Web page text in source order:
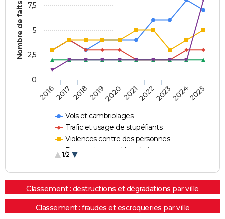
Nombre de faits
Vols et cambriolages
Trafic et usage de stupéfiants
Violences contre des personnes
Destructions et dégradations
1/2
20162017 20182019202020212022202320242025
0
2,5
5
7,5
Classement : destructions et dégradations par ville
Classement : fraudes et escroqueries par ville